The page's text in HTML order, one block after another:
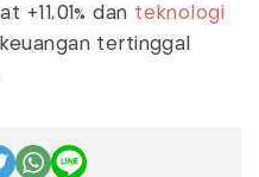
+11,01% dan teknologi
tertinggal